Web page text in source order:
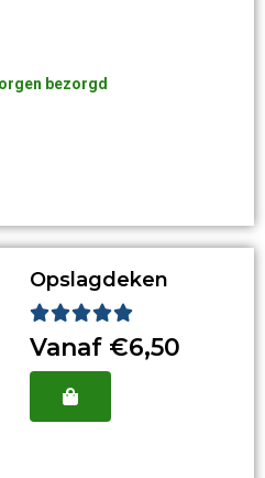
bezorgd
Opslagdeken
Waardering
5
van
Vanaf €6,50